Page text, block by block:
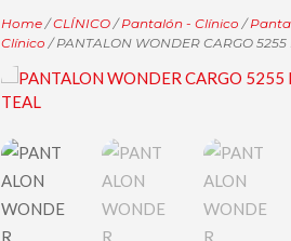
Home/CLÍNICO/Pantalón - Clínico /
Clínico / PANTALON WONDER CARGO 5255